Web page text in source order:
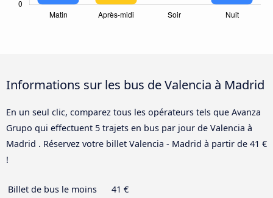
Informations sur les bus de Valencia à Madrid
En un seul clic, comparez tous les opérateurs tels que Avanza
Grupo qui effectuent 5 trajets en bus par jour de Valencia à
Madrid . Réservez votre billet Valencia - Madrid à partir de 41 €
!
Billet de bus le moins
41 €